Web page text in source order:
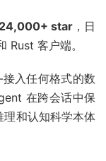
24,000+ star，日
Rust 客户端。
入任何格式的数
在跨会话中保
理和认知科学本体